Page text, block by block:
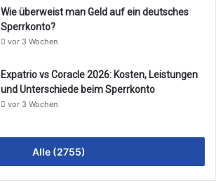
Wie überweist man Geld auf ein deutsches
Sperrkonto?
vor 3 Wochen
Expatrio vs Coracle 2026: Kosten, Leistungen
und Unterschiede beim Sperrkonto
vor 3 Wochen
Alle (2755)